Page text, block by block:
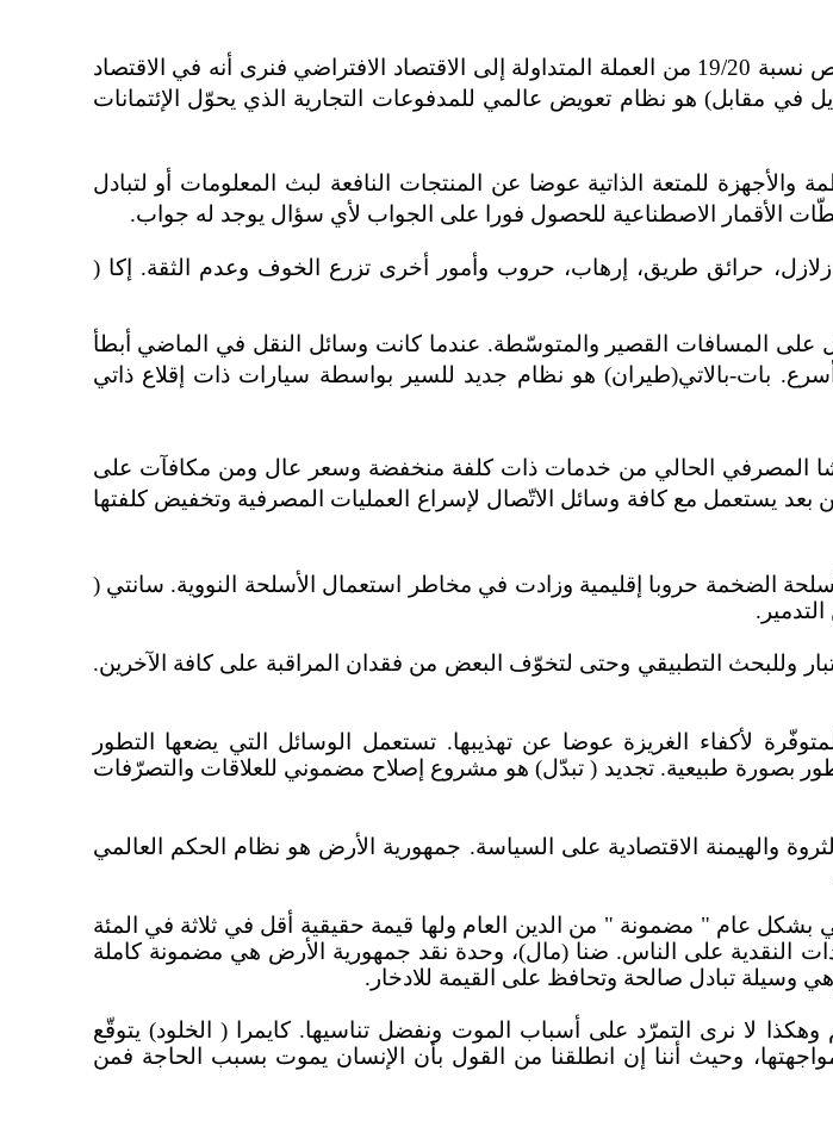
مشكلة 20-إئتمان الاقتصاد الحقيقي هو غير كاف. بشكل مخالف بينما تخصّص نسبة 19/20 من العملة المتداولة إلى الاقتصاد الافتراضي فنرى أنه في الاقتصاد
في مقابل) هو نظام تعويض عالمي للمدفوعات
التجارية الذي يحوّل
الإئتمانات
المنتجات النافعة لبث المعلومات أو لتبادل
الأقمار الاصطناعية للحصول فورا على الجواب لأي سؤال يوجد له جواب.
زلازل، حرائق طريق، إرهاب، حروب وأمور أخرى تزرع الخوف وعدم الثقة. إكا (
على المسافات القصير والمتوسّطة. عندما كانت وسائل النقل في الماضي أبطأ
بات-بالاتي(طيران) هو نظام جديد للسير بواسطة سيارات ذات إقلاع ذاتي
النشا المصرفي الحالي من خدمات ذات كلفة منخفضة وسعر عال ومن مكافآت على
يستعمل مع كافة وسائل الاتّصال لإسراع العمليات المصرفية وتخفيض كلفتها
الضخمة حروبا إقليمية وزادت في مخاطر استعمال الأسلحة النووية. سانتي (
وللبحث التطبيقي وحتى لتخوّف البعض من فقدان المراقبة على كافة الآخرين.
المتوفّرة لأكفاء الغريزة عوضا عن تهذيبها. تستعمل الوسائل التي يضعها التطور
بصورة طبيعية.تجديد ( تبدّل) هو مشروع إصلاح مضموني للعلاقات والتصرّفات
الثروة والهيمنة الاقتصادية على السياسة. جمهورية الأرض هو نظام الحكم العالمي
هي بشكل عام " مضمونة " من الدين العام ولها قيمة حقيقية أقل في ثلاثة في المئة
النقدية على الناس. ضنا (مال)، وحدة نقد جمهورية الأرض هي مضمونة كاملة
وسيلة تبادل صالحة وتحافظ على القيمة للادخار.
وهكذا لا نرى التمرّد على أسباب الموت ونفضل تناسيها. كايمرا ( الخلود) يتوقّع
وحيث أننا إن انطلقنا من القول بأن الإنسان يموت بسبب الحاجة فمن